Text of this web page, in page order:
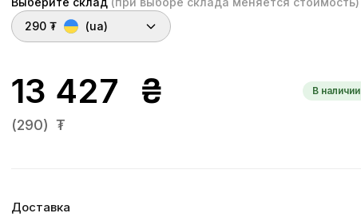
290 ₮
(ua)
13 427 ₴
(290) ₮
В наличии
Доставка